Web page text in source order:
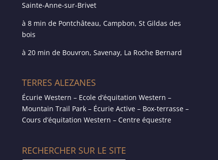
Sainte-Anne-sur-Brivet
à 8 min de Pontchâteau, Campbon, St Gildas des
bois
à 20 min de Bouvron, Savenay, La Roche Bernard
TERRES ALEZANES
Écurie Western – Ecole d’équitation Western –
Mountain Trail Park – Écurie Active – Box-terrasse –
Cours d’équitation Western – Centre équestre
RECHERCHER SUR LE SITE